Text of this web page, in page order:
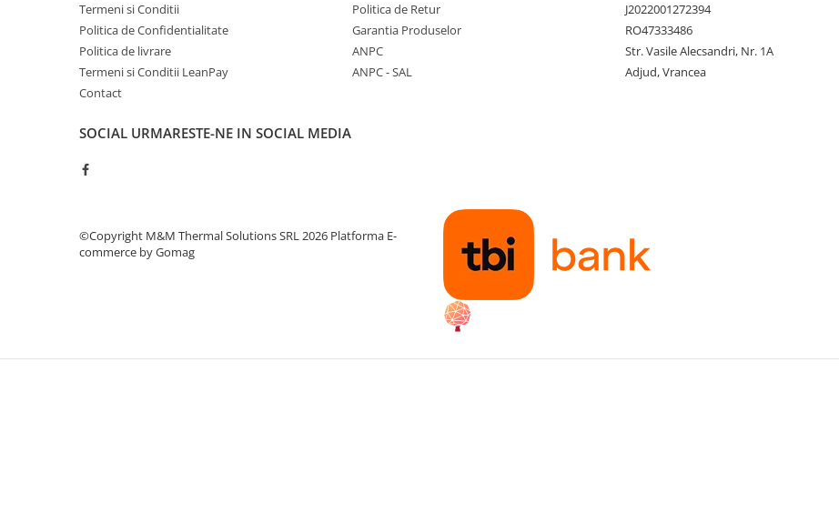
Vase de expansiune pentru
instalatii sanitare
Vas de expansiune pentru hidrofor
expansiune
Termostate de camera
Cleme de fixare si coliere
Accesorii de montaj
Termeni si Conditii
Politica de Confidentialitate
Politica de livrare
Termeni si Conditii LeanPay
Contact
Politica de Retur
Garantia Produselor
ANPC
ANPC - SAL
J2022001272394
RO47333486
Str. Vasile Alecsandri, Nr. 1A
Adjud, Vrancea
SOCIAL URMARESTE-NE IN SOCIAL MEDIA
©Copyright M&M Thermal Solutions SRL 2026 Platforma E-
commerce by Gomag